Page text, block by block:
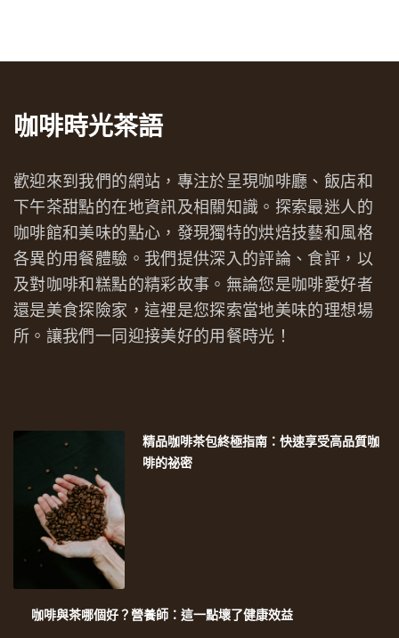
咖啡時光茶語
歡迎來到我們的網站，專注於呈現咖啡廳、飯店和
下午茶甜點的在地資訊及相關知識。探索最迷人的
咖啡館和美味的點心，發現獨特的烘焙技藝和風格
各異的用餐體驗。我們提供深入的評論、食評，以
及對咖啡和糕點的精彩故事。無論您是咖啡愛好者
還是美食探險家，這裡是您探索當地美味的理想場
所。讓我們一同迎接美好的用餐時光！
精品咖啡茶包終極指南：快速享受高品質咖
啡的祕密
咖啡與茶哪個好？營養師：這一點壞了健康效益